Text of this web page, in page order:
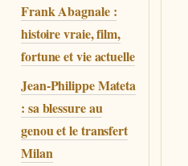
Frank Abagnale :
histoire vraie, film,
fortune et vie actuelle
Jean-Philippe Mateta
: sa blessure au
genou et le transfert
Milan